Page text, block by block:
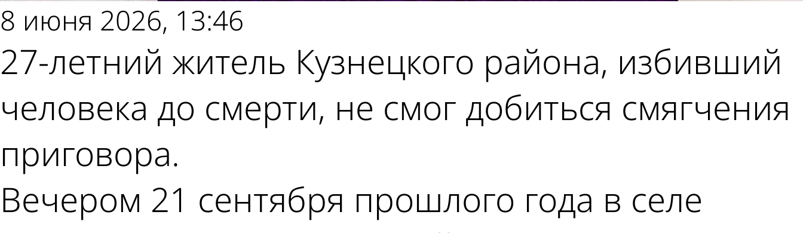
8 июня 2026, 13:46
27-летний житель Кузнецкого района, избивший
человека до смерти, не смог добиться смягчения
приговора.
Вечером 21 сентября прошлого года в селе